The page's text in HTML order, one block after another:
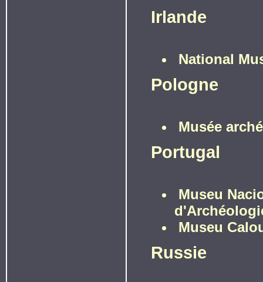
Irlande
National
Pologne
Musée
Portugal
Museu
Museu
Russie